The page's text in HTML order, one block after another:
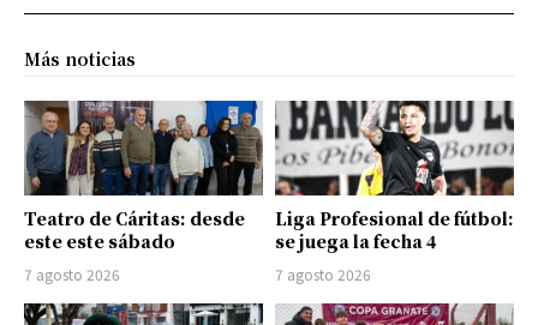
Más noticias
Teatro de Cáritas: desde
este este sábado
7 agosto 2026
Liga Profesional de fútbol:
se juega la fecha 4
7 agosto 2026